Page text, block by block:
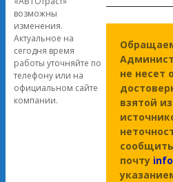
возможны
изменения.
Актуальное на
сегодня время
работы уточняйте по
телефону или на
официальном сайте
компании.
не несет
взятой
почту